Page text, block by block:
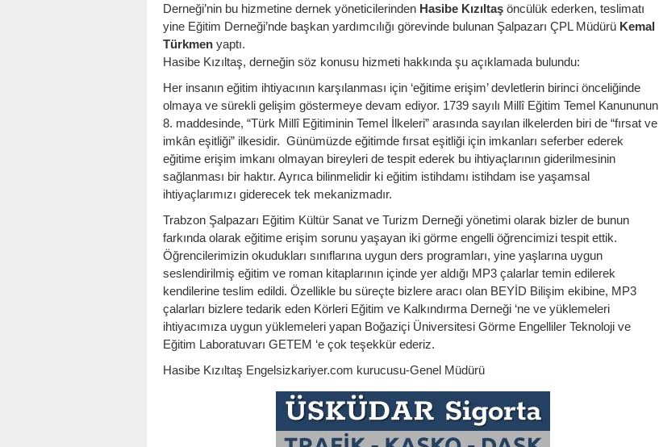
Derneği’nin bu hizmetine dernek yöneticilerinden Hasibe Kızıltaş öncülük ederken, teslimatı
yine Eğitim Derneği’nde başkan yardımcılığı görevinde bulunan Şalpazarı ÇPL Müdürü Kemal
Türkmen yaptı.
Hasibe Kızıltaş, derneğin söz konusu hizmeti hakkında şu açıklamada bulundu:
Her insanın eğitim ihtiyacının karşılanması için ‘eğitime erişim’ devletlerin birinci önceliğinde
olmaya ve sürekli gelişim göstermeye devam ediyor. 1739 sayılı Millî Eğitim Temel Kanununun
8. maddesinde, “Türk Millî Eğitiminin Temel İlkeleri” arasında sayılan ilkelerden biri de “fırsat ve
imkân eşitliği” ilkesidir. Günümüzde eğitimde fırsat eşitliği için imkanları seferber ederek
eğitime erişim imkanı olmayan bireyleri de tespit ederek bu ihtiyaçlarının giderilmesinin
sağlanması bir haktır. Ayrıca bilinmelidir ki eğitim istihdamı istihdam ise yaşamsal
ihtiyaçlarımızı giderecek tek mekanizmadır.
Trabzon Şalpazarı Eğitim Kültür Sanat ve Turizm Derneği yönetimi olarak bizler de bunun
farkında olarak eğitime erişim sorunu yaşayan iki görme engelli öğrencimizi tespit ettik.
Öğrencilerimizin okudukları sınıflarına uygun ders programları, yine yaşlarına uygun
seslendirilmiş eğitim ve roman kitaplarının içinde yer aldığı MP3 çalarlar temin edilerek
kendilerine teslim edildi. Özellikle bu süreçte bizlere aracı olan BEYİD Bilişim ekibine, MP3
çalarları bizlere tedarik eden Körleri Eğitim ve Kalkındırma Derneği ‘ne ve yüklemeleri
ihtiyacımıza uygun yüklemeleri yapan Boğaziçi Üniversitesi Görme Engelliler Teknoloji ve
Eğitim Laboratuvarı GETEM ‘e çok teşekkür ederiz.
Hasibe Kızıltaş Engelsizkariyer.com kurucusu-Genel Müdürü